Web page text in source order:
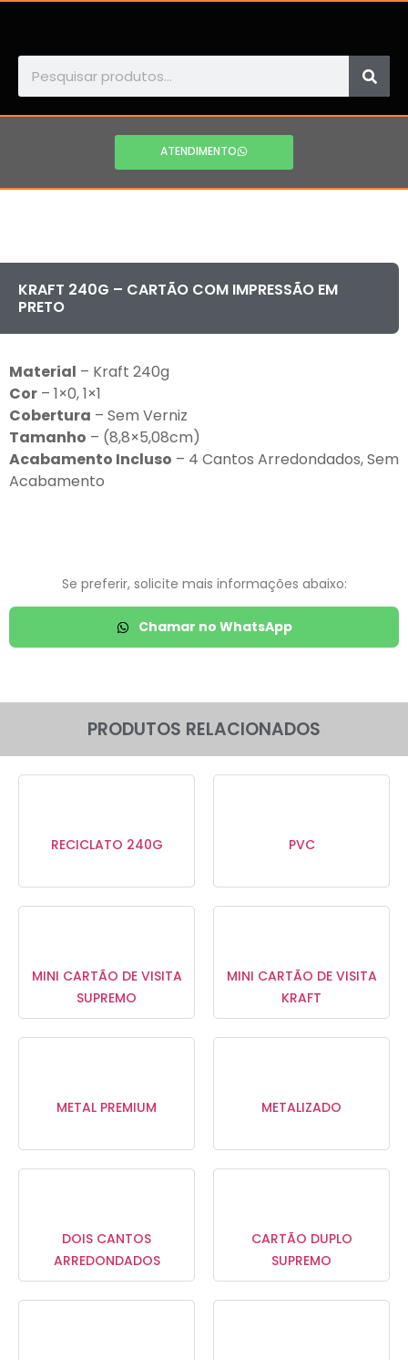
ATENDIMENTO
KRAFT 240G – CARTÃO COM IMPRESSÃO EM
PRETO
Material – Kraft 240g
Cor – 1×0, 1×1
Cobertura – Sem Verniz
Tamanho – (8,8×5,08cm)
Acabamento Incluso – 4 Cantos Arredondados, Sem
Acabamento
Se preferir, solicite mais informações abaixo:
Chamar no WhatsApp
PRODUTOS RELACIONADOS
RECICLATO 240G PVC
MINI CARTÃO DE VISITA
SUPREMO
MINI CARTÃO DE VISITA
KRAFT
METAL PREMIUM METALIZADO
DOIS CANTOS
ARREDONDADOS
CARTÃO DUPLO
SUPREMO